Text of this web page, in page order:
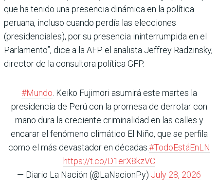
que ha tenido una presencia dinámica en la política
peruana, incluso cuando perdía las elecciones
(presidenciales), por su presencia ininterrumpida en el
Parlamento”, dice a la AFP el analista Jeffrey Radzinsky,
director de la consultora política GFP.
#Mundo . Keiko Fujimori asumirá este martes la
presidencia de Perú con la promesa de derrotar con
mano dura la creciente criminalidad en las calles y
encarar el fenómeno climático El Niño, que se perfila
como el más devastador en décadas.#TodoEstáEnLN
https://t.co/D1erX8kzVC
— Diario La Nación (@LaNacionPy) July 28, 2026